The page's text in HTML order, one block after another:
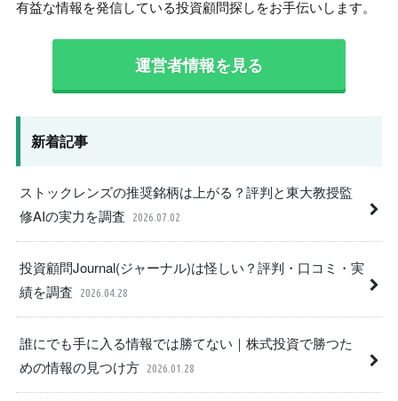
有益な情報を発信している投資顧問探しをお手伝いします。
運営者情報を見る
新着記事
ストックレンズの推奨銘柄は上がる？評判と東大教授監
修AIの実力を調査
2026.07.02
投資顧問Journal(ジャーナル)は怪しい？評判・口コミ・実
績を調査
2026.04.28
誰にでも手に入る情報では勝てない｜株式投資で勝つた
めの情報の見つけ方 2026.01.28